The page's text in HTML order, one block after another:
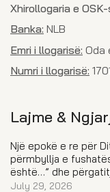
Xhirollogaria e
Banka: NLB
Emri i llogarisë: Oda
Numri i llogarisë:
Lajme &
Një epokë e re për
përmbyllja e
është…” dhe
July 29, 2026